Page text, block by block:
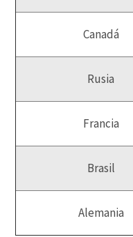
Canadá
Rusia
Francia
Brasil
Alemania